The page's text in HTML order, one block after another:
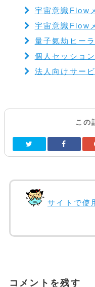
宇宙意識Flow
宇宙意識Flow
量子氣劫ヒー
個人セッショ
法人向けサー
この
サイトで使
コメントを残す